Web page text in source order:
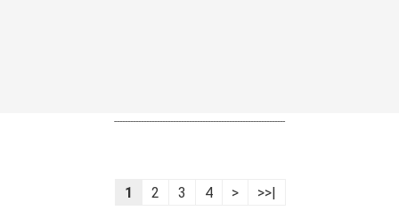
----------------------------------------------------------------
1 2 3 4 > >>|